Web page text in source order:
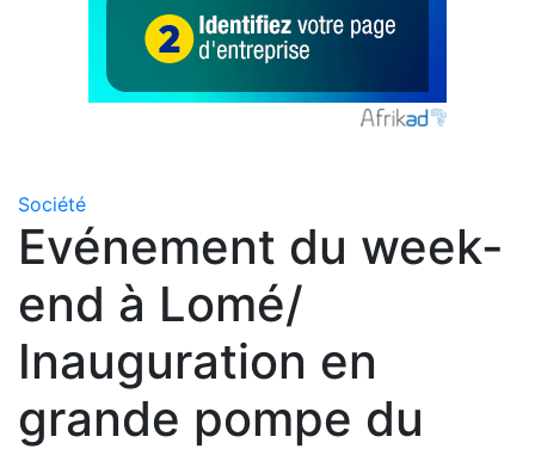
Société
Evénement du week-
end à Lomé/
Inauguration en
grande pompe du